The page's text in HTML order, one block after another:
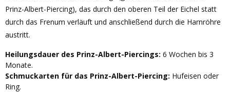
Prinz-Albert-Piercing), das durch den oberen Teil der Eichel statt
durch das Frenum verläuft und anschließend durch die Harnröhre
austritt.
Heilungsdauer des Prinz-Albert-Piercings: 6 Wochen bis 3
Monate.
Schmuckarten für das Prinz-Albert-Piercing: Hufeisen oder
Ring.